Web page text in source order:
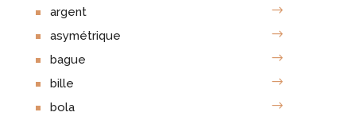
argent
asymétrique
bague
bille
bola